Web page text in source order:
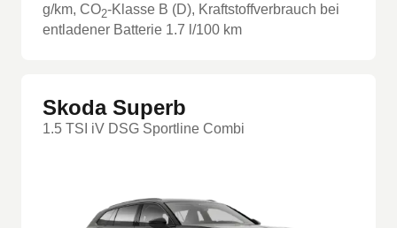
g/km, CO2-Klasse B (D), Kraftstoffverbrauch bei
entladener Batterie 1.7 l/100 km
Skoda Superb
1.5 TSI iV DSG Sportline Combi